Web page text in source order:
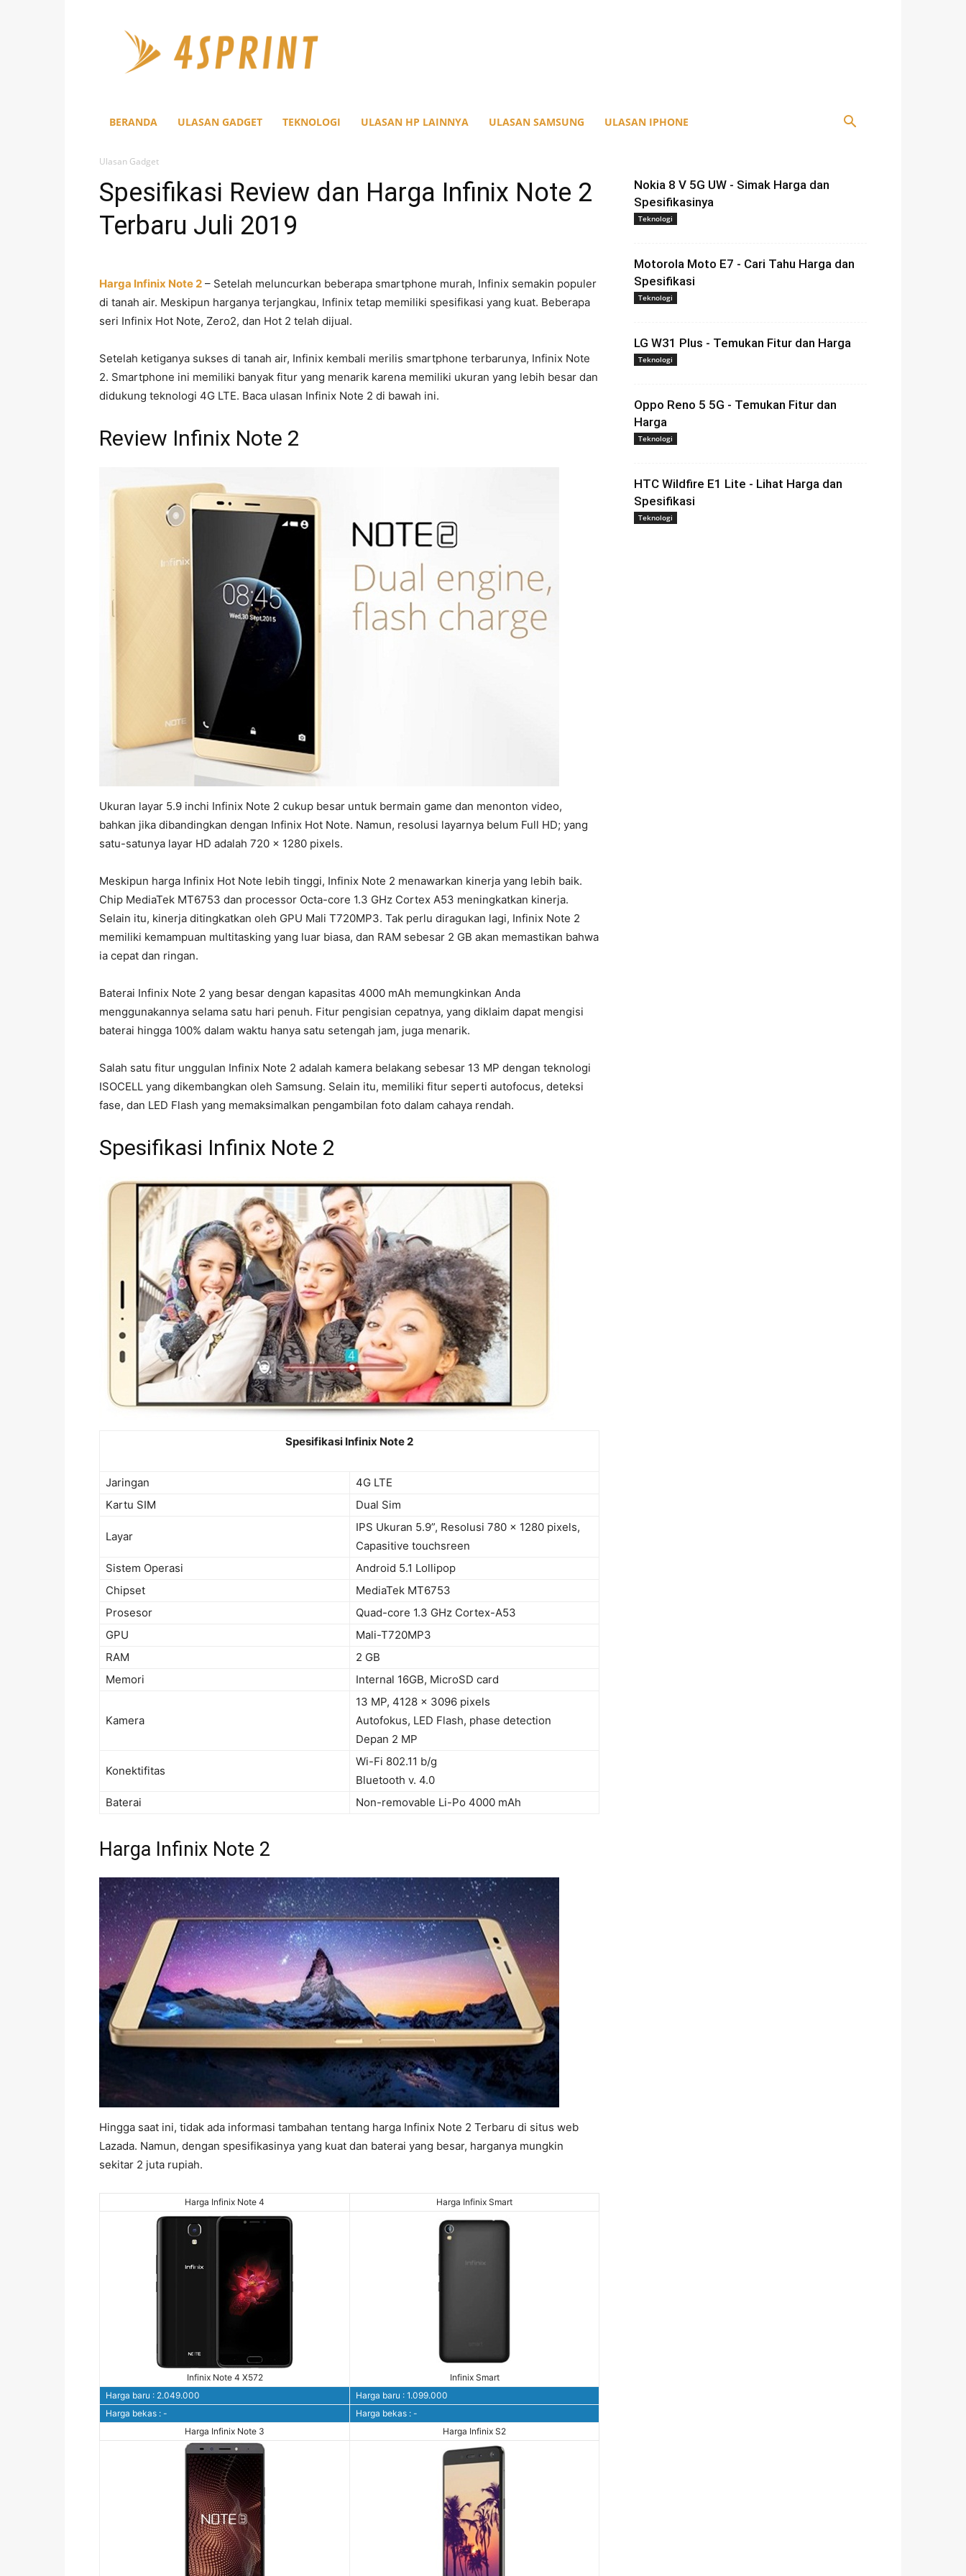
BERANDA ULASAN GADGET TEKNOLOGI ULASAN HP LAINNYA ULASAN SAMSUNG ULASAN IPHONE
Ulasan Gadget
Spesifikasi Review dan Harga Infinix Note 2
Terbaru Juli 2019
Harga Infinix Note 2 – Setelah meluncurkan beberapa smartphone murah, Infinix semakin populer
di tanah air. Meskipun harganya terjangkau, Infinix tetap memiliki spesifikasi yang kuat. Beberapa
seri Infinix Hot Note, Zero2, dan Hot 2 telah dijual.
Setelah ketiganya sukses di tanah air, Infinix kembali merilis smartphone terbarunya, Infinix Note
2. Smartphone ini memiliki banyak fitur yang menarik karena memiliki ukuran yang lebih besar dan
didukung teknologi 4G LTE. Baca ulasan Infinix Note 2 di bawah ini.
Review Infinix Note 2
Ukuran layar 5.9 inchi Infinix Note 2 cukup besar untuk bermain game dan menonton video,
bahkan jika dibandingkan dengan Infinix Hot Note. Namun, resolusi layarnya belum Full HD; yang
satu-satunya layar HD adalah 720 x 1280 pixels.
Meskipun harga Infinix Hot Note lebih tinggi, Infinix Note 2 menawarkan kinerja yang lebih baik.
Chip MediaTek MT6753 dan processor Octa-core 1.3 GHz Cortex A53 meningkatkan kinerja.
Selain itu, kinerja ditingkatkan oleh GPU Mali T720MP3. Tak perlu diragukan lagi, Infinix Note 2
memiliki kemampuan multitasking yang luar biasa, dan RAM sebesar 2 GB akan memastikan bahwa
ia cepat dan ringan.
Baterai Infinix Note 2 yang besar dengan kapasitas 4000 mAh memungkinkan Anda
menggunakannya selama satu hari penuh. Fitur pengisian cepatnya, yang diklaim dapat mengisi
baterai hingga 100% dalam waktu hanya satu setengah jam, juga menarik.
Salah satu fitur unggulan Infinix Note 2 adalah kamera belakang sebesar 13 MP dengan teknologi
ISOCELL yang dikembangkan oleh Samsung. Selain itu, memiliki fitur seperti autofocus, deteksi
fase, dan LED Flash yang memaksimalkan pengambilan foto dalam cahaya rendah.
Spesifikasi Infinix Note 2
Spesifikasi Infinix Note 2
Jaringan
4G LTE
Kartu SIM
Dual Sim
Layar
IPS Ukuran 5.9”, Resolusi 780 x 1280 pixels,
Capasitive touchsreen
Sistem Operasi
Android 5.1 Lollipop
Chipset
MediaTek MT6753
Prosesor
Quad-core 1.3 GHz Cortex-A53
GPU
Mali-T720MP3
RAM
2 GB
Memori
Internal 16GB, MicroSD card
Kamera
13 MP, 4128 x 3096 pixels
Autofokus, LED Flash, phase detection
Depan 2 MP
Konektifitas
Wi-Fi 802.11 b/g
Bluetooth v. 4.0
Baterai
Non-removable Li-Po 4000 mAh
Harga Infinix Note 2
Hingga saat ini, tidak ada informasi tambahan tentang harga Infinix Note 2 Terbaru di situs web
Lazada. Namun, dengan spesifikasinya yang kuat dan baterai yang besar, harganya mungkin
sekitar 2 juta rupiah.
Harga Infinix Note 4 Harga Infinix Smart
Infinix Note 4 X572
Infinix Smart
Harga baru : 2.049.000
Harga baru : 1.099.000
Harga bekas : -
Harga bekas : -
Harga Infinix Note 3
Harga Infinix S2
Nokia 8 V 5G UW - Simak Harga dan
Spesifikasinya
Teknologi
Motorola Moto E7 - Cari Tahu Harga dan
Spesifikasi
Teknologi
LG W31 Plus - Temukan Fitur dan Harga
Teknologi
Oppo Reno 5 5G - Temukan Fitur dan
Harga
Teknologi
HTC Wildfire E1 Lite - Lihat Harga dan
Spesifikasi
Teknologi